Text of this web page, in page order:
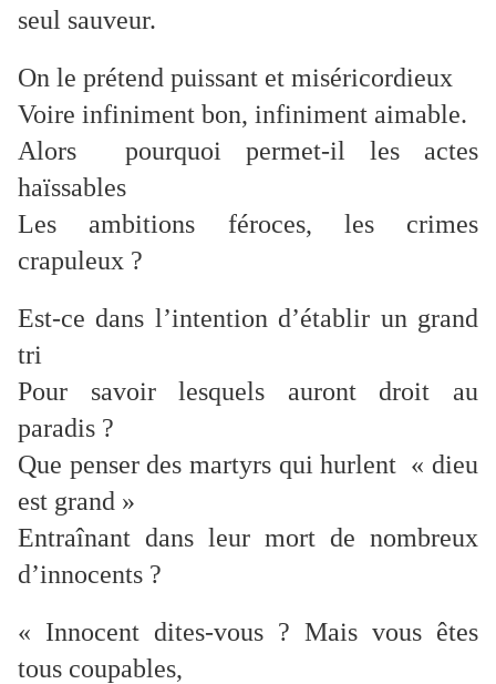
seul sauveur.
On le prétend puissant et miséricordieux
Voire infiniment bon, infiniment aimable.
Alors pourquoi permet-il les actes
haïssables
Les ambitions féroces, les crimes
crapuleux ?
Est-ce dans l’intention d’établir un grand
tri
Pour savoir lesquels auront droit au
paradis ?
Que penser des martyrs qui hurlent « dieu
est grand »
Entraînant dans leur mort de nombreux
d’innocents ?
« Innocent dites-vous ? Mais vous êtes
tous coupables,